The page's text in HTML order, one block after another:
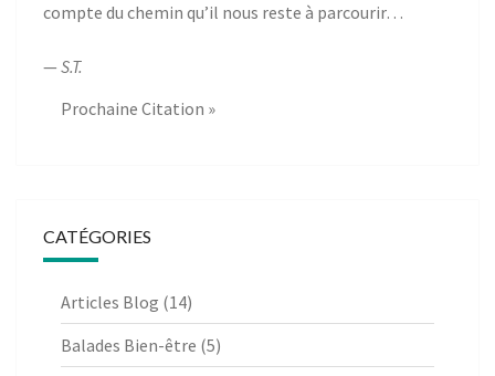
compte du chemin qu’il nous reste à parcourir…
— S.T.
Prochaine Citation »
CATÉGORIES
Articles Blog (14)
Balades Bien-être (5)